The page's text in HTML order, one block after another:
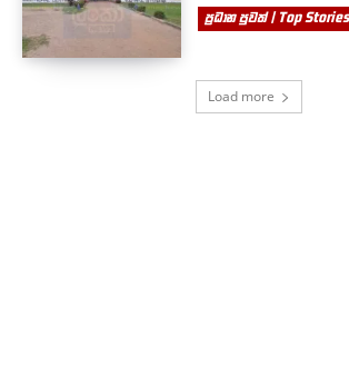
ප්‍රධාන පුවත් | Top Stories
Load more